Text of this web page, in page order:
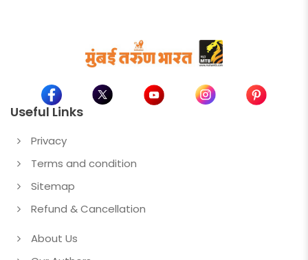
Useful Links
Privacy
Terms and condition
Sitemap
Refund & Cancellation
About Us